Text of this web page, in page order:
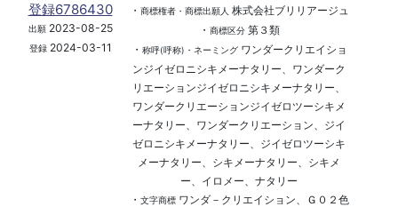
登録6786430
出願2023-08-25
登録2024-03-11
・ 商標権者・商標出願人 株式会社ブリリアージュ
・ 商標区分第３類
・ 称呼(呼称)・ネーミングワンダークリエイショ
ンジイゼロニシキメーナタリー、ワンダーク
リエーションジイゼロニシキメーナタリー、
ワンダークリエーションジイゼロツーシキメ
ーナタリー、ワンダークリエーション、ジイ
ゼロニシキメーナタリー、ジイゼロツーシキ
メーナタリー、シキメーナタリー、シキメ
ー、イロメー、ナタリー
・ 文字商標ワンダ－クリエイション、Ｇ０２色